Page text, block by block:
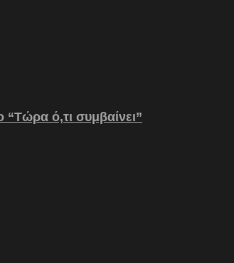
ό,τι συμβαίνει”